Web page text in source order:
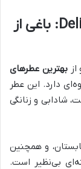
عطر Delina by Parfums de Marly: باغی از
ازبهترین عطرهای
دارد. این عطر
شادابی و زنانگی
و همچنین
بی‌نظیر است.